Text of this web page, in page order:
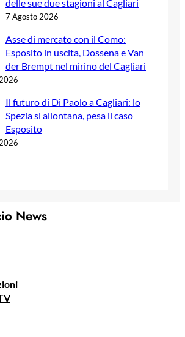
delle sue due stagioni al Cagliari
7 Agosto 2026
Asse di mercato con il Como:
Esposito in uscita, Dossena e Van
der Brempt nel mirino del Cagliari
Il futuro di Di Paolo a Cagliari: lo
Spezia si allontana, pesa il caso
Esposito
News